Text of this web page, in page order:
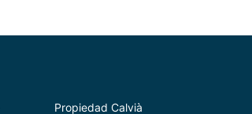
Propiedad Calvià